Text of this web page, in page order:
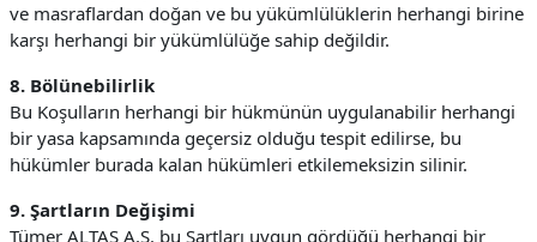
ve masraflardan doğan ve bu yükümlülüklerin herhangi birine
karşı herhangi bir yükümlülüğe sahip değildir.
8. Bölünebilirlik
Bu Koşulların herhangi bir hükmünün uygulanabilir herhangi
bir yasa kapsamında geçersiz olduğu tespit edilirse, bu
hükümler burada kalan hükümleri etkilemeksizin silinir.
9. Şartların Değişimi
Tümer ALTAŞ A.Ş. bu Şartları uygun gördüğü herhangi bir